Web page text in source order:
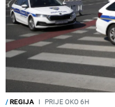
/REGIJA I PRIJE OKO 6H